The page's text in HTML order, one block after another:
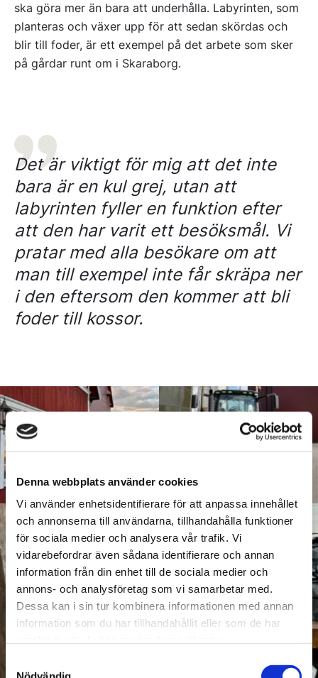
Denna webbplats använder cookies
Vi använder enhetsidentifierare för att anpassa innehållet
och annonserna till användarna, tillhandahålla funktioner
för sociala medier och analysera vår trafik. Vi
vidarebefordrar även sådana identifierare och annan
information från din enhet till de sociala medier och
annons- och analysföretag som vi samarbetar med.
Dessa kan i sin tur kombinera informationen med annan
information som du har tillhandahållit eller som de har
ska göra mer än bara att underhålla. Labyrinten, som
planteras och växer upp för att sedan skördas och
blir till foder, är ett exempel på det arbete som sker
på gårdar runt om i Skaraborg.
Det är viktigt för mig att det inte
bara är en kul grej, utan att
labyrinten fyller en funktion efter
att den har varit ett besöksmål. Vi
pratar med alla besökare om att
man till exempel inte får skräpa ner
i den eftersom den kommer att bli
foder till kossor.